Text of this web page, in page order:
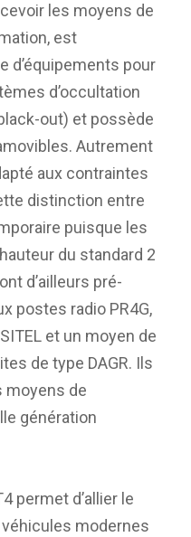
les moyens de
est
d’équipements pour
d’occultation
out) et possède
Autrement
aux contraintes
distinction entre
puisque les
du standard 2
d’ailleurs pré-
postes radio PR4G,
et un moyen de
de type DAGR. Ils
moyens de
génération
permet d’allier le
modernes